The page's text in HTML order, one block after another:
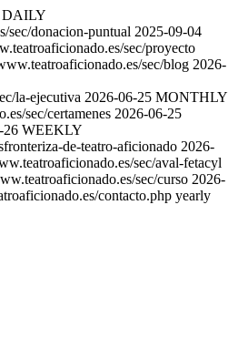
DAILY
sec/donacion-puntual 2025-09-04
sec/proyecto
sec/blog 2026-
la-ejecutiva 2026-06-25 MONTHLY
sec/certamenes 2026-06-25
26 WEEKLY
de-teatro-aficionado 2026-
sec/aval-fetacyl
sec/curso 2026-
contacto.php yearly